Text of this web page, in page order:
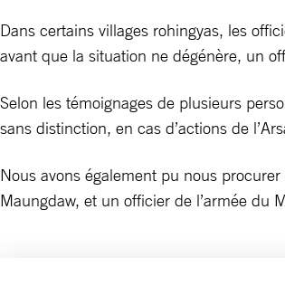
Dans certains villages rohingyas, les
avant que la situation ne dégénère, un
Selon les témoignages de plusieurs
sans distinction, en cas d’actions de
Nous avons également pu nous
Maungdaw, et un officier de l’armée du